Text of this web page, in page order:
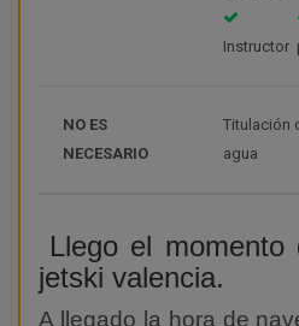
Instructor
NO ES
NECESARIO
Titulación
agua
Llego el momento
jetski valencia.
A llegado la hora de